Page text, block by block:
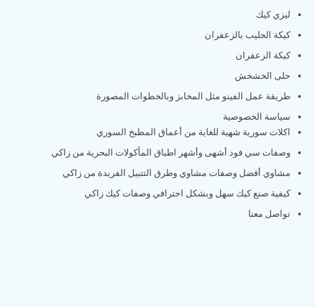
ليزي كيك
كيكة الحليب بالزعفران
كيكة الزعفران
حلى الخشخش
طريقة عمل الفينو مثل المخابز وبالخطوات المصورة
سياسة الخصوصية
اكلات سورية شهية للغاية من أعماق المطبخ السوري
وصفات سي فود أشهى وأشهر اطباق المأكولات البحرية من زاكي
مشاوي أفضل وصفات مشاوي وطرق التتبيل الفريدة من زاكي
كيفية صنع كيك سهل وبشكل احترافي وصفات كيك زاكي
تواصل معنا